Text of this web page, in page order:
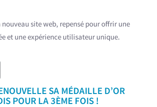
site web, repensé pour offrir une
et une expérience utilisateur unique.
SA MÉDAILLE D’OR
POUR LA 3ÈME FOIS !